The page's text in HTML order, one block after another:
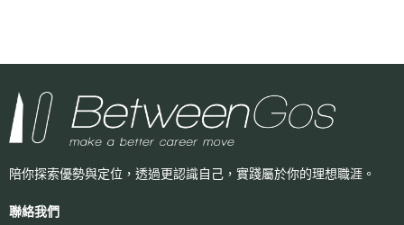
陪你探索優勢與定位，透過更認識自己， 實踐屬於你的理想職涯。
聯絡我們